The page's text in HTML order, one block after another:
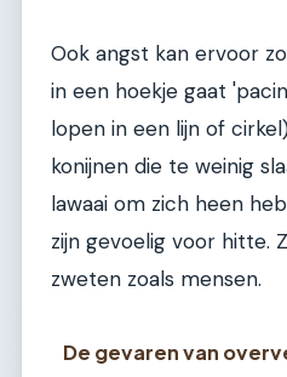
Ook angst kan ervoor
in een hoekje gaat
lopen in een lijn of
konijnen die te weinig
lawaai om zich heen
zijn gevoelig voor hitte.
zweten zoals mensen.
De gevaren van